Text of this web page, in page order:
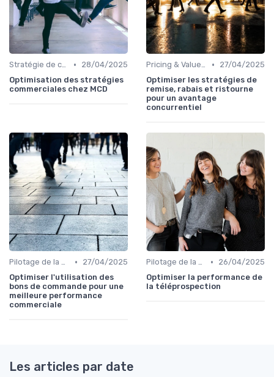
Stratégie de croissance B2B •
28/04/2025
Optimisation des stratégies
commerciales chez MCD
Pricing & Value Proposition •
27/04/2025
Optimiser les stratégies de
remise, rabais et ristourne
pour un avantage
concurrentiel
Pilotage de la performance commerciale •
27/04/2025
Optimiser l'utilisation des
bons de commande pour une
meilleure performance
commerciale
Pilotage de la performance commerciale •
26/04/2025
Optimiser la performance de
la téléprospection
Les articles par date